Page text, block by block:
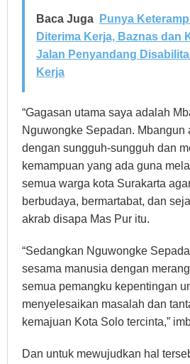
Baca Juga
Punya
Diterima Kerja, Baznas dan
Jalan Penyandang
Kerja
“Gagasan utama saya adalah
Nguwongke Sepadan. Mbangun
dengan sungguh-sungguh dan
kemampuan yang ada guna
semua warga kota Surakarta
berbudaya, bermartabat, dan
akrab disapa Mas Pur itu.
“Sedangkan Nguwongke
sesama manusia dengan
semua pemangku kepentingan
menyelesaikan masalah dan
kemajuan Kota Solo tercinta,”
Dan untuk mewujudkan hal